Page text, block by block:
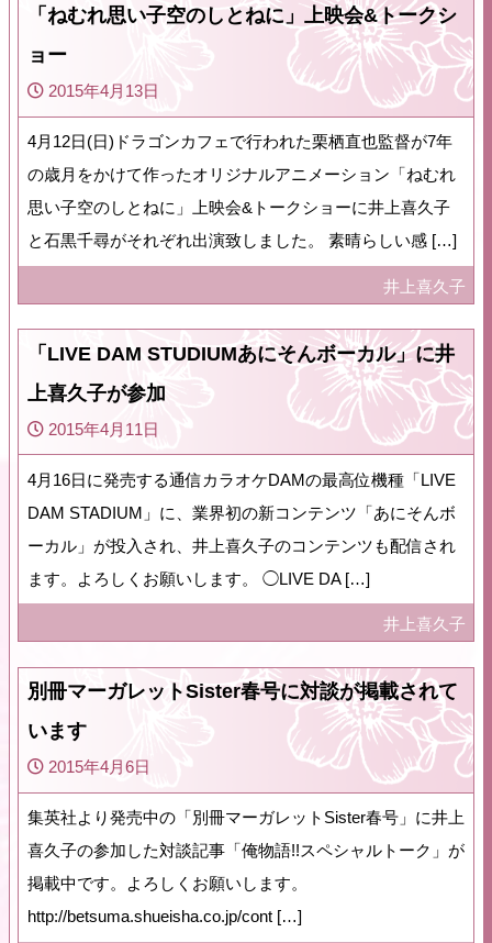
「ねむれ思い子空のしとねに」上映会&トークシ
ョー
2015年4月13日
4月12日(日)ドラゴンカフェで行われた栗栖直也監督が7年
の歳月をかけて作ったオリジナルアニメーション「ねむれ
思い子空のしとねに」上映会&トークショーに井上喜久子
と石黒千尋がそれぞれ出演致しました。 素晴らしい感 […]
井上喜久子
「LIVE DAM STUDIUMあにそんボーカル」に井
上喜久子が参加
2015年4月11日
4月16日に発売する通信カラオケDAMの最高位機種「LIVE
DAM STADIUM」に、業界初の新コンテンツ「あにそんボ
ーカル」が投入され、井上喜久子のコンテンツも配信され
ます。よろしくお願いします。 ◯LIVE DA […]
井上喜久子
別冊マーガレットSister春号に対談が掲載されて
います
2015年4月6日
集英社より発売中の「別冊マーガレットSister春号」に井上
喜久子の参加した対談記事「俺物語!!スペシャルトーク」が
掲載中です。よろしくお願いします。
http://betsuma.shueisha.co.jp/cont […]